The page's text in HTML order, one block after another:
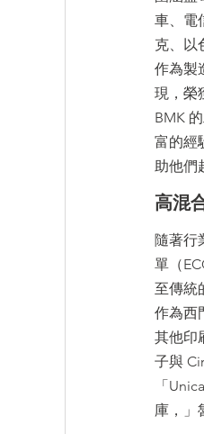
車、電
克、以
作為製
現，榮
BMK
富的經
助他們
高混
隨著行
單（
至傳統
作為西
其他印
子與
「
庫，」